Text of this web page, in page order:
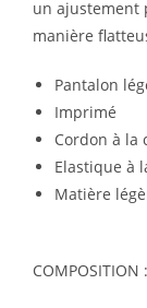
un ajustement
manière
Pantalon
Imprimé
Cordon à la
Elastique à
Matière
COMPOSITION :